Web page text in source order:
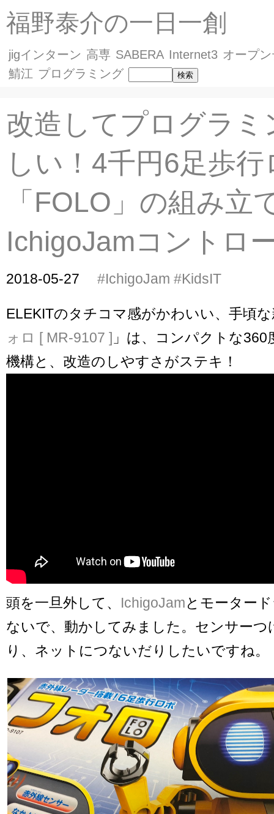
福野泰介の一日一創
jigインターン 高専 SABERA Internet3 オープ
鯖江 プログラミング
改造してプログラミ
しい！4千円6足歩行
「FOLO」の組み立
IchigoJamコントロ
2018-05-27 #IchigoJam #KidsIT
ELEKITのタチコマ感がかわいい、手頃
ォロ [ MR-9107 ] 」は、コンパクトな360
機構と、改造のしやすさがステキ！
頭を一旦外して、 IchigoJamとモーター
ないで、動かしてみました。センサーつ
り、ネットにつないだりしたいですね。